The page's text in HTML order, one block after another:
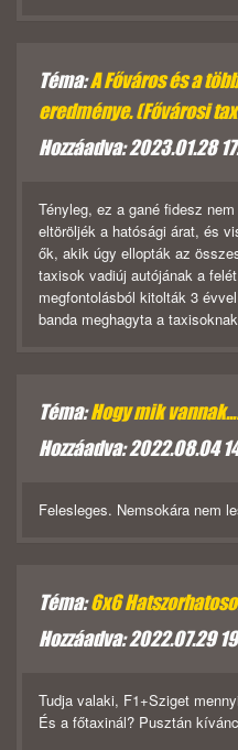
Téma:A Főváros és a
eredménye. (Fővárosi
Hozzáadva: 2023.01.28
Tényleg, ez a gané fidesz
eltöröljék a hatósági árat, és
ők, akik úgy ellopták az
taxisok vadiúj autójának a
megfontolásból kitolták 3
banda meghagyta a
Téma:Hogy mik
Hozzáadva: 2022.08.04
Felesleges. Nemsokára nem
Téma:6x6
Hozzáadva: 2022.07.29
Tudja valaki, F1+Sziget
És a főtaxinál? Pusztán